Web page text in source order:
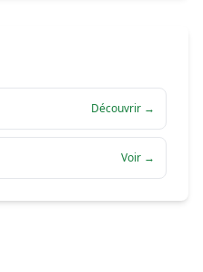
Découvrir →
Voir →